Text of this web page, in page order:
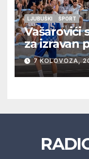
LJUBUŠKI ŠPORT
Vašarovići
za izravan
prolazak
večeras
7 KOLOVOZA,